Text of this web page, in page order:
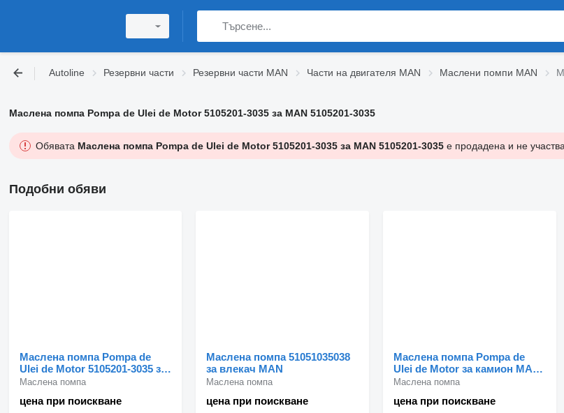
Autoline Резервни части Резервни части MAN Части на двигателя MAN Маслени помпи MAN
Маслена помпа Pompa de Ulei de Motor 5105201-3035 за MAN 5105201-3035
Обявата Маслена помпа Pompa de Ulei de Motor 5105201-3035 за MAN 5105201-3035е продадена и не
Подобни обяви
Маслена помпа Pompa de
Ulei de Motor 5105201-3035 за
камион MAN 5105201-3035
цена при поискване
Маслена помпа
Маслена помпа 51051035038
за влекач MAN
цена при поискване
Маслена помпа
Маслена помпа Pompa de
Ulei de Motor за камион MAN
– Coduri: 51051035038,
51051040246, 51051040233
цена при поискване
Маслена помпа